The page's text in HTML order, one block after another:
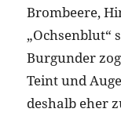
Brombeere,
„Ochsenblut“
Burgunder
Teint und
deshalb eher